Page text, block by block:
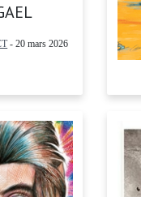
- 20 mars 2026